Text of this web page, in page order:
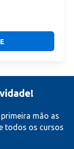
mão as
todos os cursos